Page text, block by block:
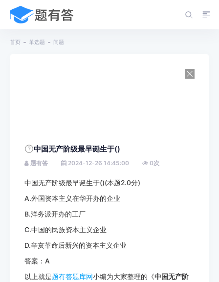
首页 单选题 问题
中国无产阶级最早诞生于()
题有答 2024-12-26 14:45:00 0次
中国无产阶级最早诞生于()(本题2.0分)
A.外国资本主义在华开办的企业
B.洋务派开办的工厂
C.中国的民族资本主义企业
D.辛亥革命后新兴的资本主义企业
答案：A
以上就是题有答题库网小编为大家整理的《中国无产阶